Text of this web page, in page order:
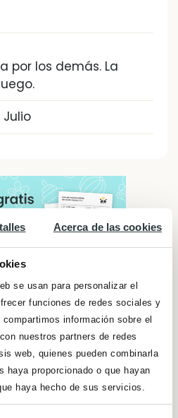
Acerca de las cookies
se usan para personalizar el
funciones de redes sociales y
información sobre el
nuestros partners de redes
web, quienes pueden combinarla
haya proporcionado o que hayan
haya hecho de sus servicios.
por los demás. La
Julio
demás. La que espera